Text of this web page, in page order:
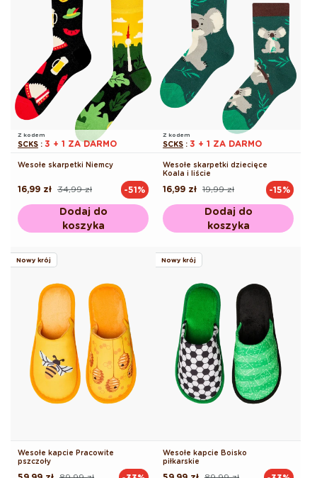
Z kodem
SCKS : 3 + 1 ZA DARMO
Wesołe skarpetki Niemcy
Cena
34,99 zł
Cena
16,99 zł -51%
Dodaj do
koszyka
Z kodem
SCKS : 3 + 1 ZA DARMO
Wesołe skarpetki dziecięce
Koala i liście
Cena
19,99 zł
Cena
16,99 zł -15%
Dodaj do
koszyka
Nowy krój
Wesołe kapcie Pracowite
pszczoły
Nowy krój
Wesołe kapcie Boisko
piłkarskie